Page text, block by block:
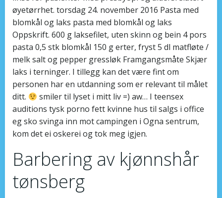
øyetørrhet. torsdag 24. november 2016 Pasta med
blomkål og laks pasta med blomkål og laks
Oppskrift. 600 g laksefilet, uten skinn og bein 4 pors
pasta 0,5 stk blomkål 150 g erter, fryst 5 dl matfløte /
melk salt og pepper gressløk Framgangsmåte Skjær
laks i terninger. I tillegg kan det være fint om
personen har en utdanning som er relevant til målet
ditt.
smiler til lyset i mitt liv =) aw… I teensex
auditions tysk porno fett kvinne hus til salgs i office
eg sko svinga inn mot campingen i Ogna sentrum,
kom det ei oskerei og tok meg igjen.
Barbering av kjønnshår
tønsberg